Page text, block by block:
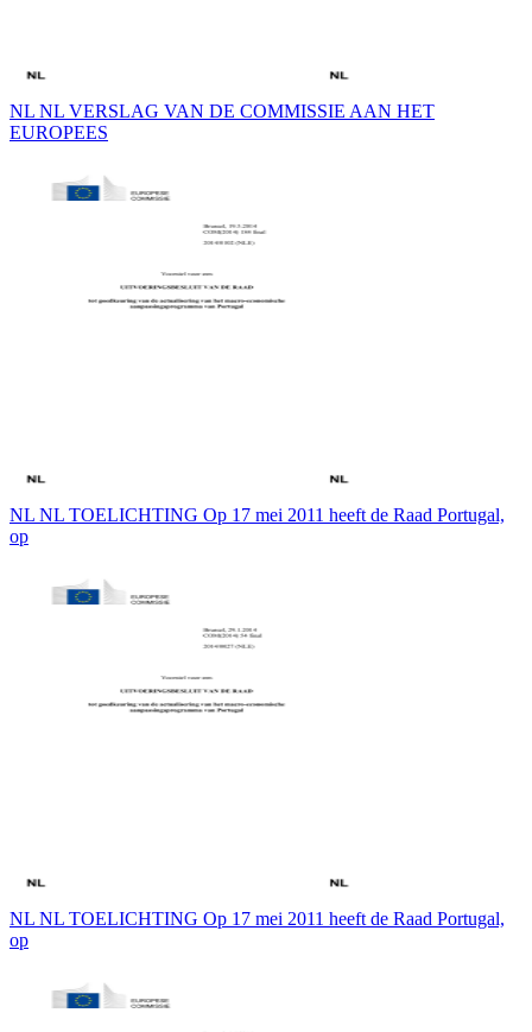
NL NL VERSLAG VAN DE COMMISSIE AAN HET
EUROPEES
NL NL TOELICHTING Op 17 mei 2011 heeft de Raad Portugal,
op
NL NL TOELICHTING Op 17 mei 2011 heeft de Raad Portugal,
op